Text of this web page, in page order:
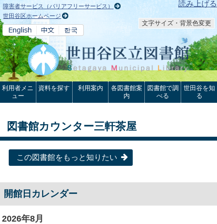
本文へ 読み上げる
障害者サービス（バリアフリーサービス）
世田谷区ホームページ
文字サイズ・背景色変更
利用者メニ
ュー
資料を探す 利用案内
各図書館案
内
図書館で調
べる
世田谷を知
る
図書館カウンター三軒茶屋
この図書館をもっと知りたい
開館日カレンダー
2026年8月